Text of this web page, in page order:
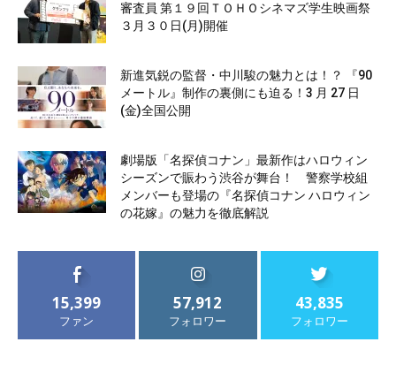
審査員 第１９回ＴＯＨＯシネマズ学生映画祭
３月３０日(月)開催
新進気鋭の監督・中川駿の魅力とは！？ 『90
メートル』制作の裏側にも迫る！3 月 27 日
(金)全国公開
劇場版「名探偵コナン」最新作はハロウィン
シーズンで賑わう渋谷が舞台！ 警察学校組
メンバーも登場の『名探偵コナン ハロウィン
の花嫁』の魅力を徹底解説
15,399
ファン
57,912
フォロワー
43,835
フォロワー